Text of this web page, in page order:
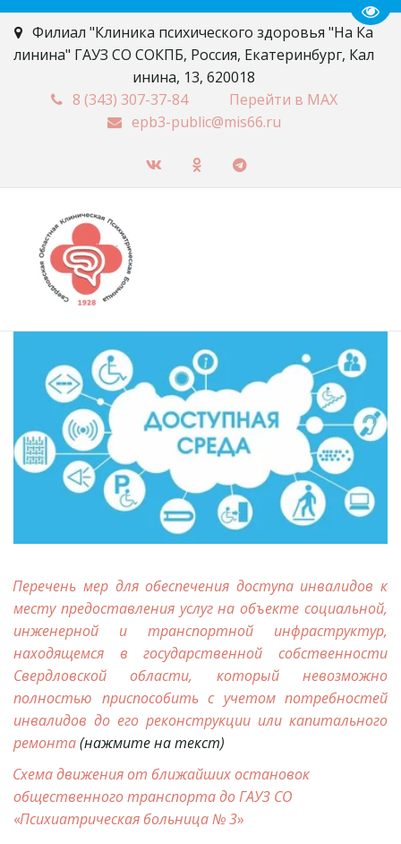
Филиал "Клиника психического здоровья "На Ка
линина" ГАУЗ СО СОКПБ, Россия, Екатеринбург, Кал
инина, 13, 620018
8 (343) 307-37-84
Перейти в MAX
epb3-public@mis66.ru
Перечень мер для обеспечения доступа инвалидов к
месту предоставления услуг на объекте социальной,
инженерной и транспортной инфраструктур,
находящемся в государственной собственности
Свердловской области, который невозможно
полностью приспособить с учетом потребностей
инвалидов до его реконструкции или капитального
ремонта(нажмите на текст)
Схема движения от ближайших остановок
«Психиатрическая больница № 3»